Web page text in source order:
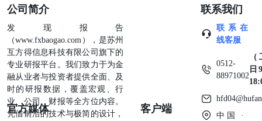
势.....................................................8图6：二代制冷剂R22
势..................................................8图7：三代制冷剂R32价
势..................................................8图8：三代制冷剂R125价
势.................................................8图9：三代制冷剂R134a
势................................................8图10：三代制冷剂R143a
势...............................................8图11：三代制冷剂R152a
势...............................................9图12：二代制冷剂R142b
势...............................................9图13：2022-2025年各主要
势..................................................9图14：R32内外贸价格与
踪...........................................................10图15：R134a内外
公司简介
发现报告
（www.fxbaogao.com），是苏州
互方得信息科技有限公司旗下的
专业研报平台。我们致力于为金
融从业者与投资者提供全面、及
时的研报数据，覆盖宏观、行
业、公司、财报等全方位内容。
凭借前沿的技术与极简的设计，
官方媒体 客户端
联系我们
联系在
线客服
0512-
88971002
日
中国 ·